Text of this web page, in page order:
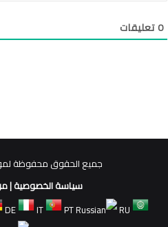
0تعليقات
جميع الحقوق محفوظة
سياسة الخصوصية|
DE IT PT
RU